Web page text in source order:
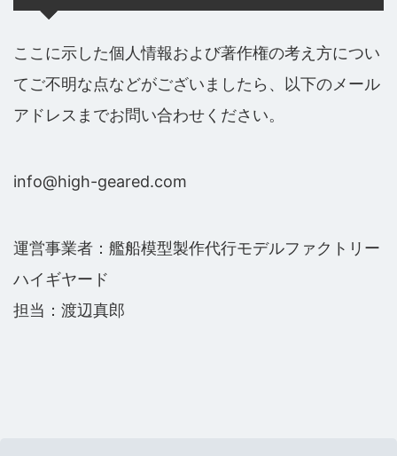
ここに示した個人情報および著作権の考え方につい
てご不明な点などがございましたら、以下のメール
アドレスまでお問い合わせください。
info@high-geared.com
運営事業者：艦船模型製作代行モデルファクトリー
ハイギヤード
担当：渡辺真郎